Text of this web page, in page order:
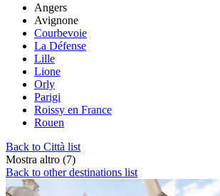
Angers
Avignone
Courbevoie
La Défense
Lille
Lione
Orly
Parigi
Roissy en France
Rouen
Back to Città list
Mostra altro (7)
Back to other destinations list